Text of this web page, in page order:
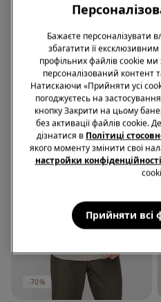
599,00 грн. 199,00 грн.-67%
-70%
Бажаєте персоналізувати
збагатити її
профільних файлів cookie
персоналізований контент
Натискаючи «Прийняти усі
погоджуєтесь на
кнопку Закрити на цьому
без активації файлів cookie.
дізнатися в Політиці
якого моменту змінити свої
настройки конфіденційності
Прийняти всі